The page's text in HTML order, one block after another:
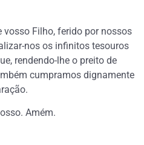
vosso Filho, ferido por nossos
nos os infinitos tesouros
rendendo-lhe o preito de
cumpramos dignamente
Amém.